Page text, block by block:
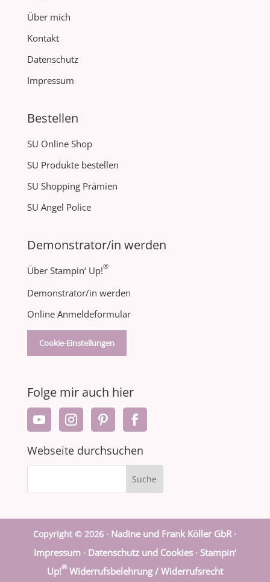
Über mich
Kontakt
Datenschutz
Impressum
Bestellen
SU Online Shop
SU Produkte bestellen
SU Shopping Prämien
SU Angel Police
Demonstrator/in werden
Über Stampin‘ Up!®
Demonstrator/in werden
Online Anmeldeformular
Cookie-Einstellungen
Folge mir auch hier
Webseite durchsuchen
Copyright © 2026 · Nadine und Frank Köller GbR ·
Impressum· Datenschutz und Cookies· Stampin‘
Up!®Widerrufsbelehrung / Widerrufsrecht